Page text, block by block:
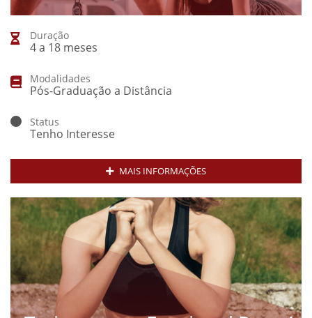
Duração
4 a 18 meses
Modalidades
Pós-Graduação a Distância
Status
Tenho Interesse
MAIS INFORMAÇÕES